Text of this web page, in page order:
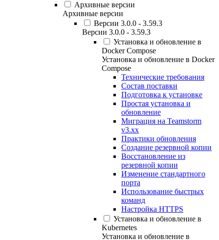
Архивные версии
Архивные версии
Версии 3.0.0 - 3.59.3
Версии 3.0.0 - 3.59.3
Установка и обновление в
Docker Compose
Установка и обновление в Docker
Compose
Технические требования
Состав поставки
Подготовка к установке
Простая установка и
обновление
Миграция на Teamstorm
v3.xx
Практики обновления
Создание резервной копии
Восстановление из
резервной копии
Изменение стандартного
порта
Использование быстрых
команд
Настройка HTTPS
Установка и обновление в
Kubernetes
Установка и обновление в